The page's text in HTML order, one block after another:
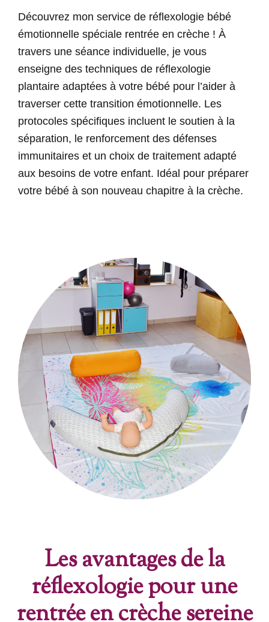
Découvrez mon service de réflexologie bébé
émotionnelle spéciale rentrée en crèche ! À
travers une séance individuelle, je vous
enseigne des techniques de réflexologie
plantaire adaptées à votre bébé pour l’aider à
traverser cette transition émotionnelle. Les
protocoles spécifiques incluent le soutien à la
séparation, le renforcement des défenses
immunitaires et un choix de traitement adapté
aux besoins de votre enfant. Idéal pour préparer
votre bébé à son nouveau chapitre à la crèche.
Les avantages de la
réflexologie pour une
rentrée en crèche sereine